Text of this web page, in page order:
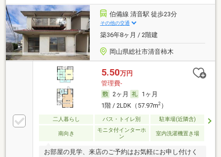
伯備線 清音駅 徒歩23分
その他の交通
築36年8ヶ月 / 2階建
岡山県総社市清音柿木
5.50万円
管理費-
2ヶ月
1ヶ月
1階 / 2LDK（57.97m2）
二人暮らし バス・トイレ別 駐車場(近隣含)
南向き
モニタ付インターホ
ン
室内洗濯機置き場
お部屋の見学、来店のご予約はお気軽にお申し付けく